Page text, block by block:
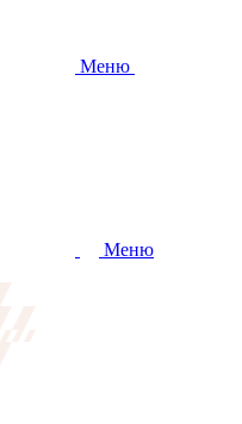
Меню
Меню